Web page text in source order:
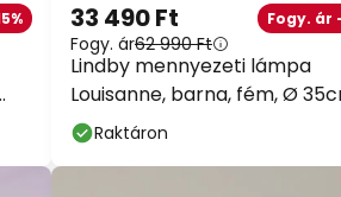
Lindby mennyezeti lámpa
Louisanne, barna, fém, Ø
33 490 Ft Fogy. ár
Fogy. ár62 990 Ft
Raktáron